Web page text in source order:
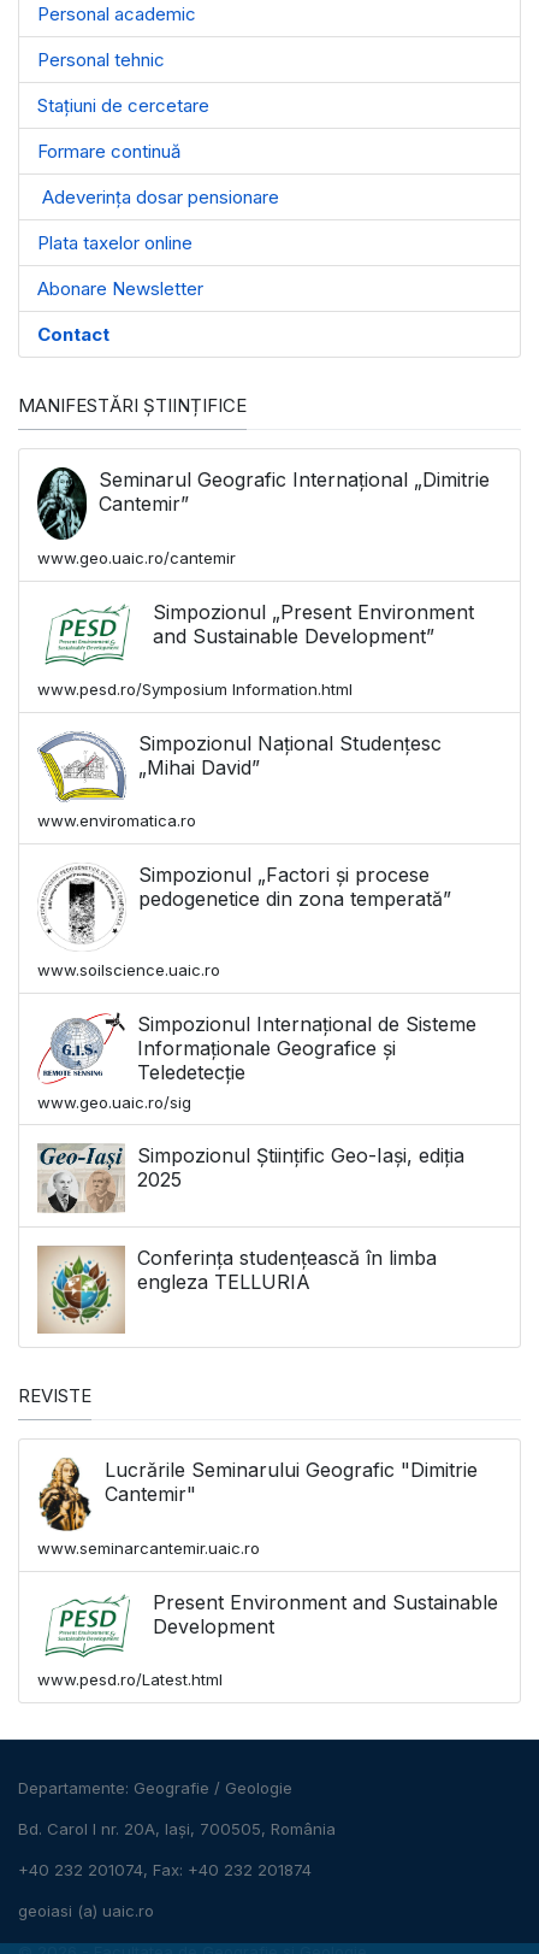
Personal academic
Personal tehnic
Stațiuni de cercetare
Formare continuă
Adeverința dosar pensionare
Plata taxelor online
Abonare Newsletter
Contact
MANIFESTĂRI ȘTIINȚIFICE
Seminarul Geografic Internațional „Dimitrie
Cantemir”
www.geo.uaic.ro/cantemir
Simpozionul „Present Environment
and Sustainable Development”
www.pesd.ro/Symposium Information.html
Simpozionul Național Studențesc
„Mihai David”
www.enviromatica.ro
Simpozionul „Factori și procese
pedogenetice din zona temperată”
www.soilscience.uaic.ro
Simpozionul Internațional de Sisteme
Informaționale Geografice și
Teledetecție
www.geo.uaic.ro/sig
Simpozionul Științific Geo-Iași, ediția
2025
Conferința studențească în limba
engleza TELLURIA
REVISTE
Lucrările Seminarului Geografic "Dimitrie
Cantemir"
www.seminarcantemir.uaic.ro
Present Environment and Sustainable
Development
www.pesd.ro/Latest.html
Departamente: Geografie / Geologie
Bd. Carol I nr. 20A, Iași, 700505, România
+40 232 201074, Fax: +40 232 201874
geoiasi (a) uaic.ro